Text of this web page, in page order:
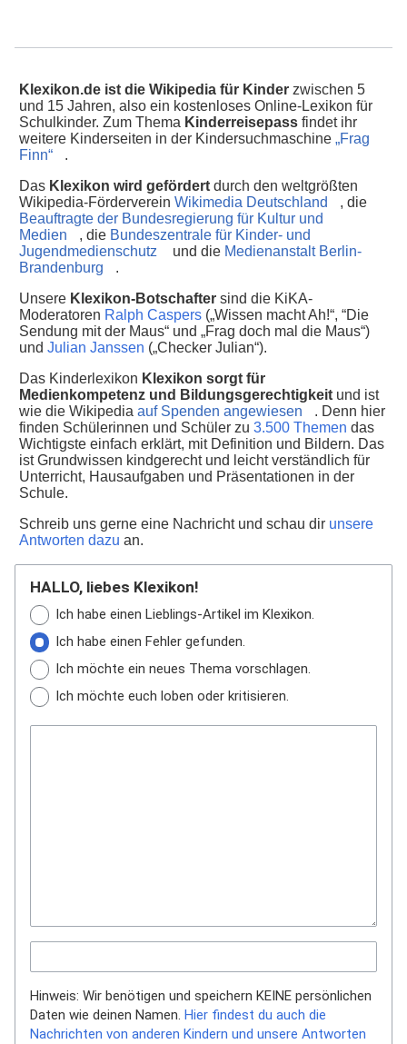
Klexikon.de ist die Wikipedia für Kinder zwischen 5
und 15 Jahren, also ein kostenloses Online-Lexikon für
Schulkinder. Zum Thema Kinderreisepass findet ihr
weitere Kinderseiten in der Kindersuchmaschine „Frag
Finn“
.
Das Klexikon wird gefördert durch den weltgrößten
Wikipedia-Förderverein Wikimedia Deutschland
, die
Beauftragte der Bundesregierung für Kultur und
Medien
, die Bundeszentrale für Kinder- und
Jugendmedienschutz
und die Medienanstalt Berlin-
Brandenburg
.
Unsere Klexikon-Botschafter sind die KiKA-
Moderatoren Ralph Caspers („Wissen macht Ah!“, “Die
Sendung mit der Maus“ und „Frag doch mal die Maus“)
und Julian Janssen („Checker Julian“).
Das Kinderlexikon Klexikon sorgt für
Medienkompetenz und Bildungsgerechtigkeit und ist
wie die Wikipedia auf Spenden angewiesen
. Denn hier
finden Schülerinnen und Schüler zu 3.500 Themen das
Wichtigste einfach erklärt, mit Definition und Bildern. Das
ist Grundwissen kindgerecht und leicht verständlich für
Unterricht, Hausaufgaben und Präsentationen in der
Schule.
Schreib uns gerne eine Nachricht und schau dir unsere
Antworten dazu an.
HALLO, liebes Klexikon!
Ich habe einen Lieblings-Artikel im Klexikon.
Ich habe einen Fehler gefunden.
Ich möchte ein neues Thema vorschlagen.
Ich möchte euch loben oder kritisieren.
Hinweis: Wir benötigen und speichern KEINE persönlichen
Daten wie deinen Namen. Hier findest du auch die
Nachrichten von anderen Kindern und unsere Antworten